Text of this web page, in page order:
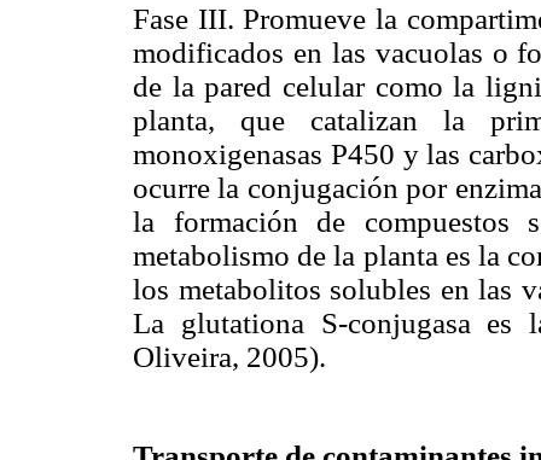
Fase III. Promueve la
modificados en las vacuolas o
de la pared celular como la
planta, que catalizan la
monoxigenasas P450 y las
ocurre la conjugación por
la formación de compuestos
metabolismo de la planta es la
los metabolitos solubles en las
La glutationa S-conjugasa es
Oliveira, 2005).